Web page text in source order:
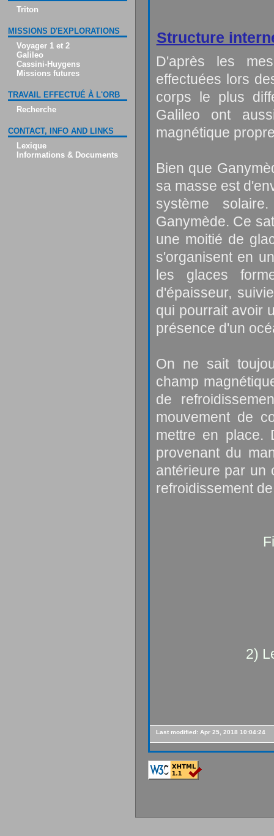
Triton
MISSIONS D'EXPLORATIONS
Voyager 1 et 2
Galileo
Cassini-Huygens
Missions futures
TRAVAIL EFFECTUÉ À L'ORB
Recherche
CONTACT, INFO AND LINKS
Lexique
Informations & Documents
Structure
D'après les
effectuées lors
corps le plus
Galileo ont
magnétique
Bien que
sa masse est
système
Ganymède. Ce
une moitié de
s'organisent en
les glaces
d'épaisseur,
qui pourrait avoir
présence d'un
On ne sait
champ
de
mouvement de
mettre en place.
provenant du
antérieure par un
refroidissement
2)
Last modified:Apr 25, 2018 10:04:24